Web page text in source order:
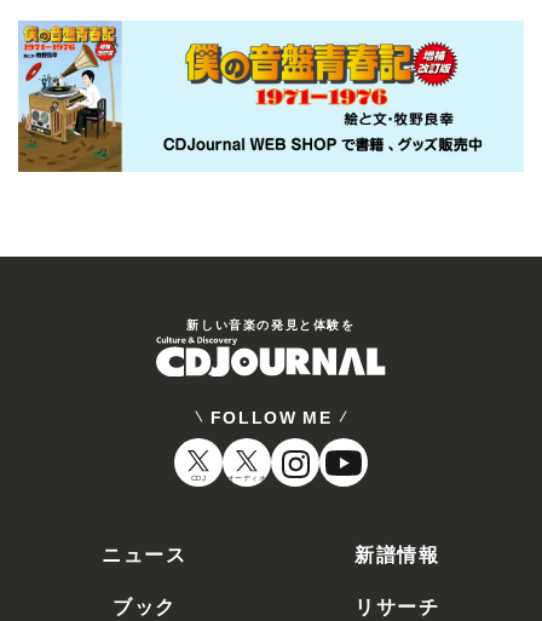
新しい⾳楽の発⾒と体験を
FOLLOW ME
CDJ オーディオ
ニュース
新譜情報
ブック
リサーチ